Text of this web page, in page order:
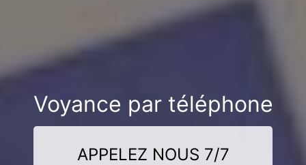
Voyance par téléphone
APPELEZ NOUS 7/7